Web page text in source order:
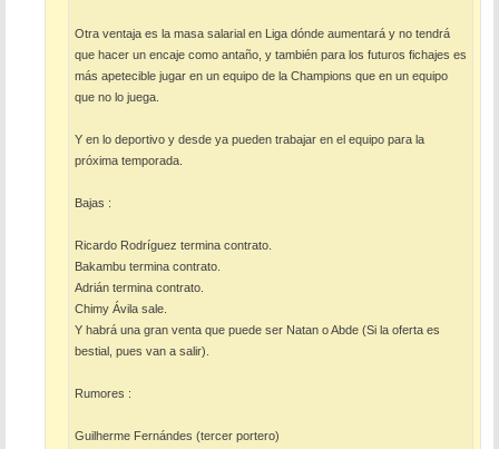
Otra ventaja es la masa salarial en Liga dónde aumentará y no tendrá
que hacer un encaje como antaño, y también para los futuros fichajes es
más apetecible jugar en un equipo de la Champions que en un equipo
que no lo juega.
Y en lo deportivo y desde ya pueden trabajar en el equipo para la
próxima temporada.
Bajas :
Ricardo Rodríguez termina contrato.
Bakambu termina contrato.
Adrián termina contrato.
Chimy Ávila sale.
Y habrá una gran venta que puede ser Natan o Abde (Si la oferta es
bestial, pues van a salir).
Rumores :
Guilherme Fernándes (tercer portero)